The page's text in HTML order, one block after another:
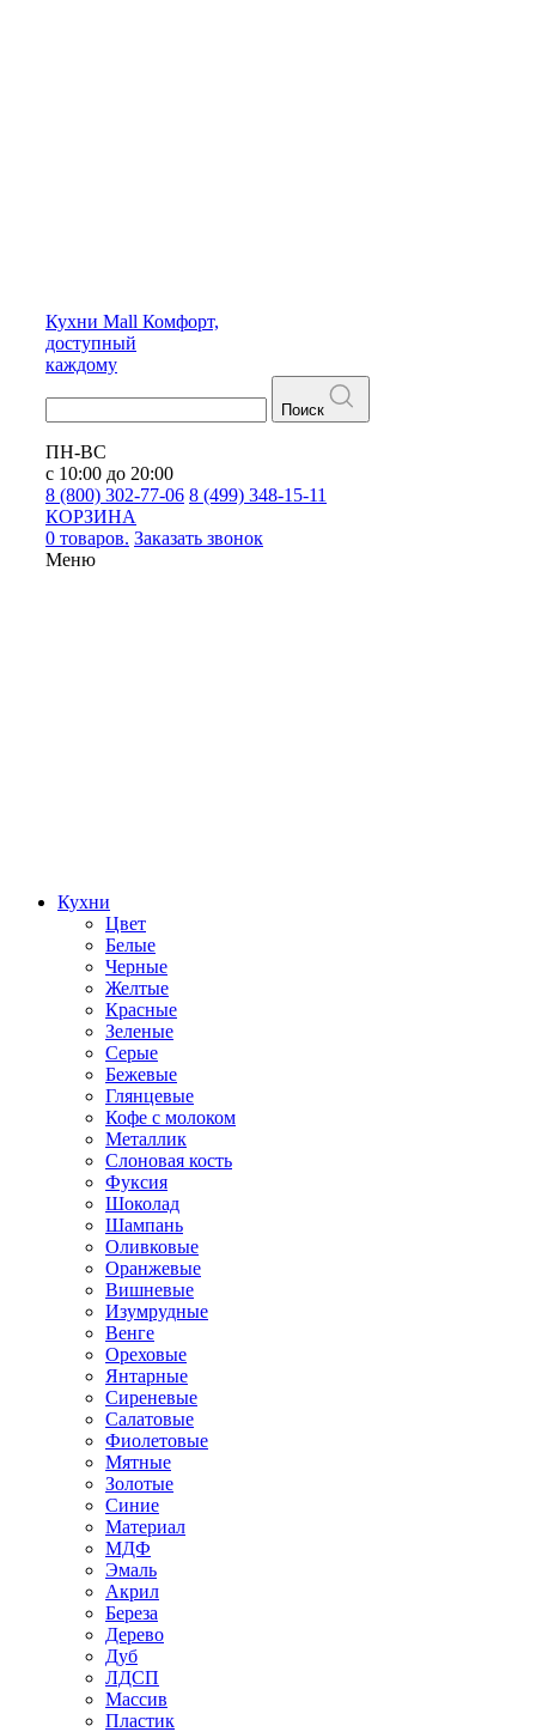
Кухни Mall Комфорт,
доступный
каждому
Поиск
ПН-ВС
с 10:00 до 20:00
8 (800) 302-77-06 8 (499) 348-15-11
КОРЗИНА
0 товаров. Заказать звонок
Меню
Кухни
Цвет
Белые
Черные
Желтые
Красные
Зеленые
Серые
Бежевые
Глянцевые
Кофе с молоком
Металлик
Слоновая кость
Фуксия
Шоколад
Шампань
Оливковые
Оранжевые
Вишневые
Изумрудные
Венге
Ореховые
Янтарные
Сиреневые
Салатовые
Фиолетовые
Мятные
Золотые
Синие
Материал
МДФ
Эмаль
Акрил
Береза
Дерево
Дуб
ЛДСП
Массив
Пластик